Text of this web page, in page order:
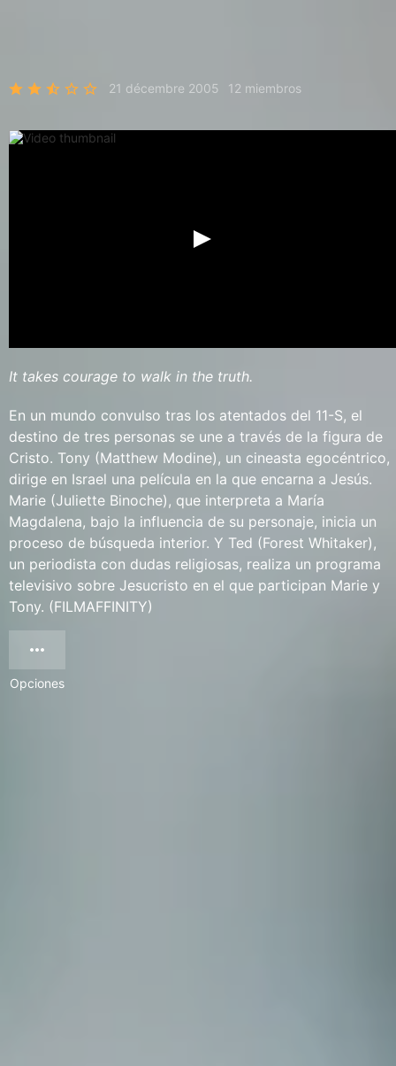
21 décembre 2005 12 miembros
It takes courage to walk in the truth.
En un mundo convulso tras los atentados del 11-S, el
destino de tres personas se une a través de la figura de
Cristo. Tony (Matthew Modine), un cineasta egocéntrico,
dirige en Israel una película en la que encarna a Jesús.
Marie (Juliette Binoche), que interpreta a María
Magdalena, bajo la influencia de su personaje, inicia un
proceso de búsqueda interior. Y Ted (Forest Whitaker),
un periodista con dudas religiosas, realiza un programa
televisivo sobre Jesucristo en el que participan Marie y
Tony. (FILMAFFINITY)
Opciones